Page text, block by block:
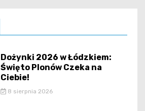
Dożynki 2026 w Łódzkiem:
Święto Plonów Czeka na
Ciebie!
8 sierpnia 2026